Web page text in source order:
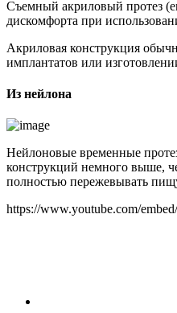
Съемный акриловый протез
дискомфорта при
Акриловая конструкция
имплантатов или
Из нейлона
Нейлоновые временные
конструкций немного выше,
полностью пережевывать
https://www.youtube.com/